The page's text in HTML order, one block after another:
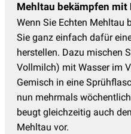
Mehltau bekämpfen mit
Wenn Sie Echten Mehltau
Sie ganz einfach dafür
herstellen. Dazu mischen
Vollmilch) mit Wasser im
Gemisch in eine
nun mehrmals
beugt gleichzeitig auch
Mehltau vor.